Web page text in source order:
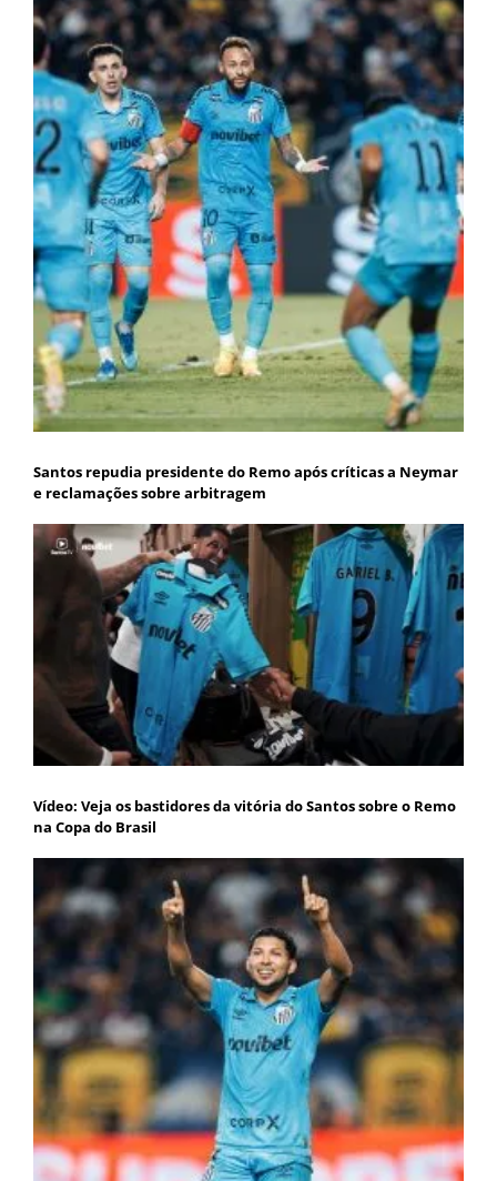
Santos repudia presidente do Remo após críticas a Neymar
e reclamações sobre arbitragem
Vídeo: Veja os bastidores da vitória do Santos sobre o Remo
na Copa do Brasil